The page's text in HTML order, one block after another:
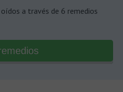
a través de 6 remedios